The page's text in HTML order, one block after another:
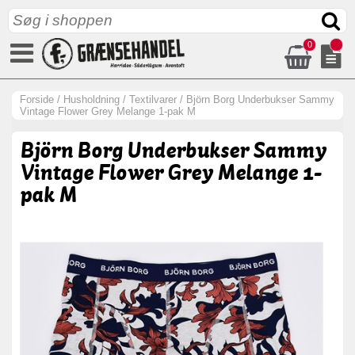
0
Forside / Husholdning / Textilvarer / Björn Borg Underbukser Sammy
Vintage Flower Grey Melange 1-pak M
Björn Borg Underbukser Sammy
Vintage Flower Grey Melange 1-
pak M